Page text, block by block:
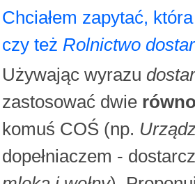
Chciałem zapytać,
czy też Rolnictwo
Używając wyrazu
zastosować dwie
komuś COŚ (np.
dopełniaczem -